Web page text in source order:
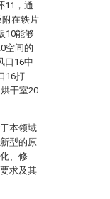
11，通
在铁片
10能够
空间的
口16中
16打
干室20
本领域
型的原
、修
求及其